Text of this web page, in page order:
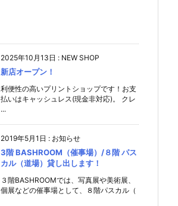
2025年10月13日 : NEW SHOP
新店オープン！
利便性の高いプリントショップです！お支
払いはキャッシュレス(現金非対応)。 クレ
...
2019年5月1日 : お知らせ
3階 BASHROOM（催事場）/８階 パス
カル（道場）貸し出します！
３階BASHROOMでは、写真展や美術展、
個展などの催事場として、８階パスカル（